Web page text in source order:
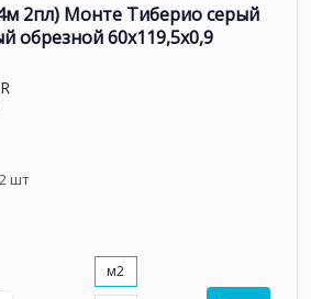
2пл) Монте Тиберио серый
обрезной 60x119,5x0,9
2шт
м2